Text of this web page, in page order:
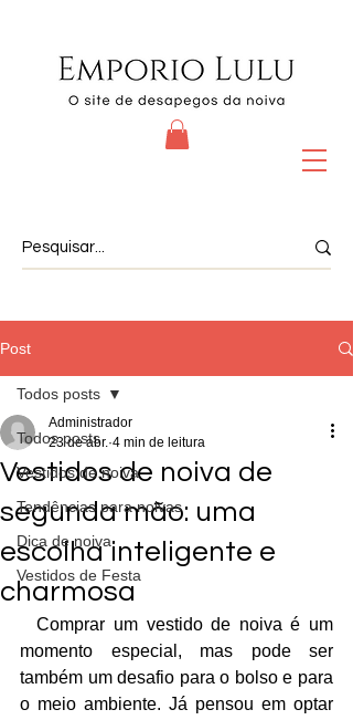
Post
Todos posts
Vestidos de noiva
Tendências para noivas
Dica de noiva
Vestidos de Festa
Todos posts
Vestidos de noiva de
segunda mão: uma
escolha inteligente e
charmosa
Administrador
23 de abr. 4 min de leitura
  Comprar um vestido de noiva é um
momento especial, mas pode ser
também um desafio para o bolso e para
o meio ambiente. Já pensou em optar